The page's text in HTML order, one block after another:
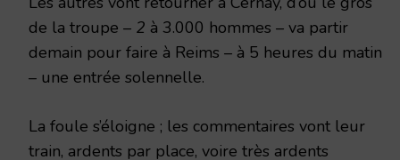
de la troupe – 2 à 3.000 hommes – va partir
demain pour faire à Reims – à 5 heures du matin
– une entrée solennelle.
La foule s’éloigne ; les commentaires vont leur
train, ardents par place, voire très ardents